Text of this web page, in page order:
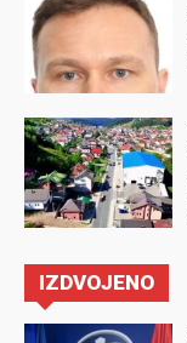
IZDVOJENO